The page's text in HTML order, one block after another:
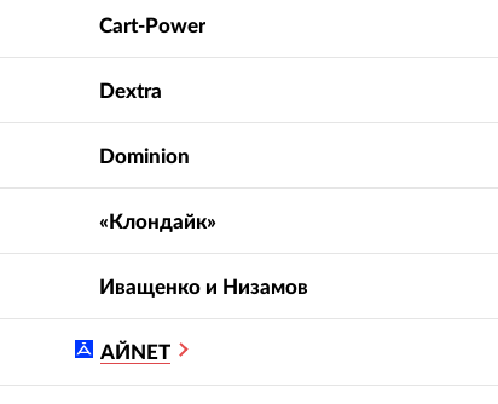
рекомендации:
Cart-Power
Dextra
Dominion
«Клондайк»
Иващенко и Низамов
АЙNET